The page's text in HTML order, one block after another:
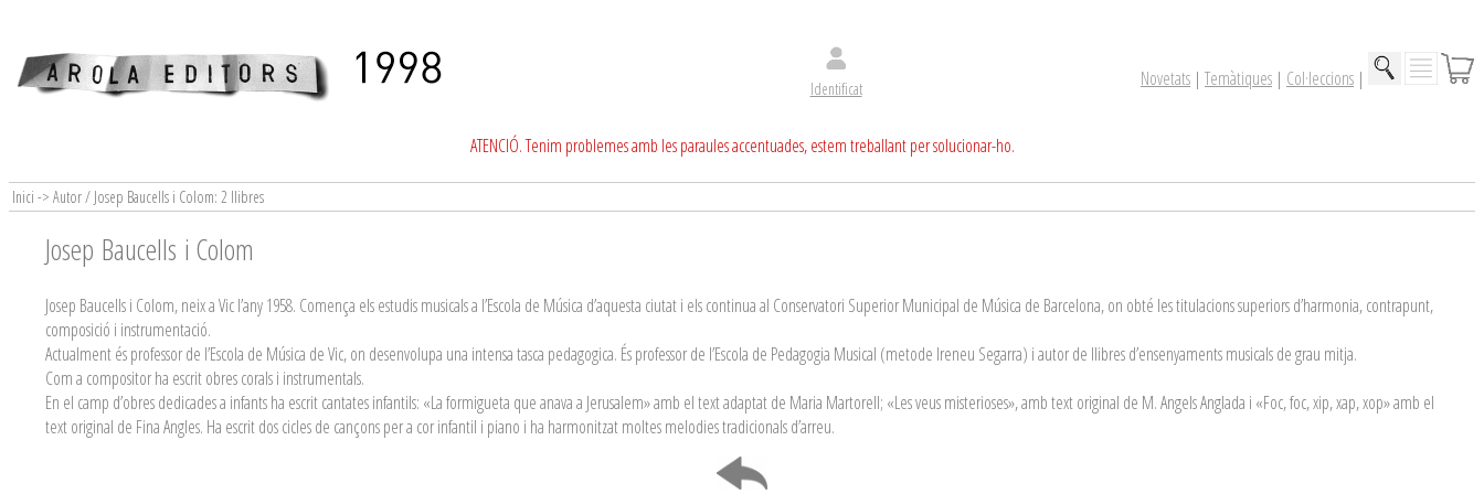
Identificat Novetats | Temàtiques | Col·leccions |
ATENCIÓ. Tenim problemes amb les paraules accentuades, estem treballant per solucionar-ho.
Inici -> Autor / Josep Baucells i Colom: 2 llibres
Josep Baucells i Colom
Josep Baucells i Colom, neix a Vic l’any 1958. Comença els estudis musicals a l’Escola de Música d’aquesta ciutat i els continua al Conservatori Superior Municipal de Música de Barcelona, on obté les titulacions superiors d’harmonia, contrapunt,
composició i instrumentació.
Actualment és professor de l’Escola de Música de Vic, on desenvolupa una intensa tasca pedagogica. És professor de l’Escola de Pedagogia Musical (metode Ireneu Segarra) i autor de llibres d’ensenyaments musicals de grau mitja.
Com a compositor ha escrit obres corals i instrumentals.
En el camp d’obres dedicades a infants ha escrit cantates infantils: «La formigueta que anava a Jerusalem» amb el text adaptat de Maria Martorell; «Les veus misterioses», amb text original de M. Angels Anglada i «Foc, foc, xip, xap, xop» amb el
text original de Fina Angles. Ha escrit dos cicles de cançons per a cor infantil i piano i ha harmonitzat moltes melodies tradicionals d’arreu.